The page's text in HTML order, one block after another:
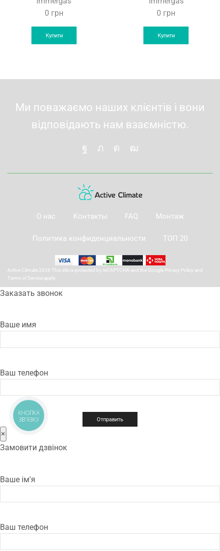
0 грн
Купити
0 грн
Купити
Ми поважаємо наших клієнтів і вони
відповідають нам взаємністю.
О нас Контакты FAQ Монтаж
Политика конфиденциальности ТОП 20
Active Climate 2026 This site is protected by reCAPTCHA and the Google Privacy Policy and
Terms of Service apply.
Заказать звонок
Ваше имя
Ваш телефон
×
Замовити дзвінок
Ваше ім'я
Ваш телефон
КНОПКА
ЗВ'ЯЗКУ